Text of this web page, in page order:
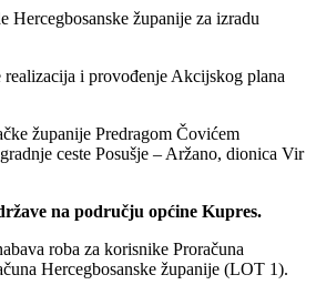
Hercegbosanske županije za izradu
realizacija i provođenje Akcijskog plana
županije Predragom Čovićem
ceste Posušje – Aržano, dionica Vir
na području općine Kupres.
roba za korisnike Proračuna
Hercegbosanske županije (LOT 1).